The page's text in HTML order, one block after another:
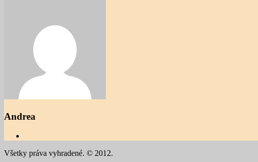
Andrea
Všetky práva vyhradené. © 2012.